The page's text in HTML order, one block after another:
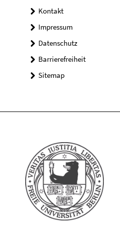
Kontakt
Impressum
Datenschutz
Barrierefreiheit
Sitemap